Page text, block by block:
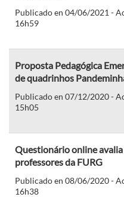
Publicado en 04/06/2021 -
16h59
Proposta Pedagógica
de quadrinhos
Publicado en 07/12/2020 -
15h05
Questionário online
professores da FURG
Publicado en 08/06/2020 -
16h38